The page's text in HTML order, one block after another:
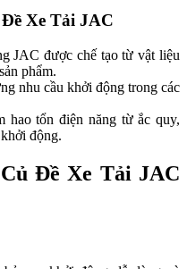
Xe Tải JAC
JAC được chế tạo từ vật liệu
phẩm.
nhu cầu khởi động trong các
hao tổn điện năng từ ắc quy,
động.
Đề Xe Tải JAC